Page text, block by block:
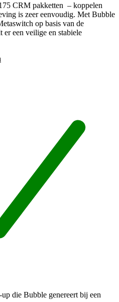
CRM pakketten – koppelen
is zeer eenvoudig. Met Bubble
op basis van de
een veilige en stabiele
die Bubble genereert bij een